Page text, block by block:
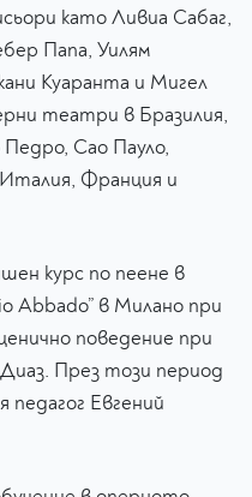
като Ливиа Сабаг,
Папа, Уилям
Куаранта и Мигел
театри в Бразилия,
Сао Пауло,
Франция и
курс по пеене в
Abbado” в Милано при
поведение при
През този период
педагог Евгений